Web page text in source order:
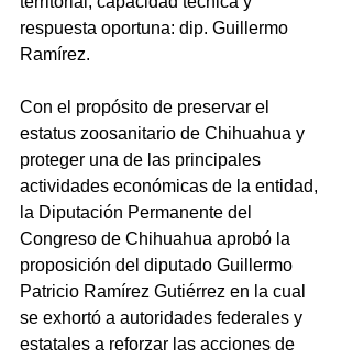
respuesta oportuna: dip. Guillermo
Ramírez.
Con el propósito de preservar el
estatus zoosanitario de Chihuahua y
proteger una de las principales
actividades económicas de la entidad,
la Diputación Permanente del
Congreso de Chihuahua aprobó la
proposición del diputado Guillermo
Patricio Ramírez Gutiérrez en la cual
se exhortó a autoridades federales y
estatales a reforzar las acciones de